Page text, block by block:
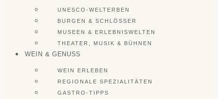
UNESCO-WELTERBEN
BURGEN & SCHLÖSSER
MUSEEN & ERLEBNISWELTEN
THEATER, MUSIK & BÜHNEN
WEIN & GENUSS
WEIN ERLEBEN
REGIONALE SPEZIALITÄTEN
GASTRO-TIPPS